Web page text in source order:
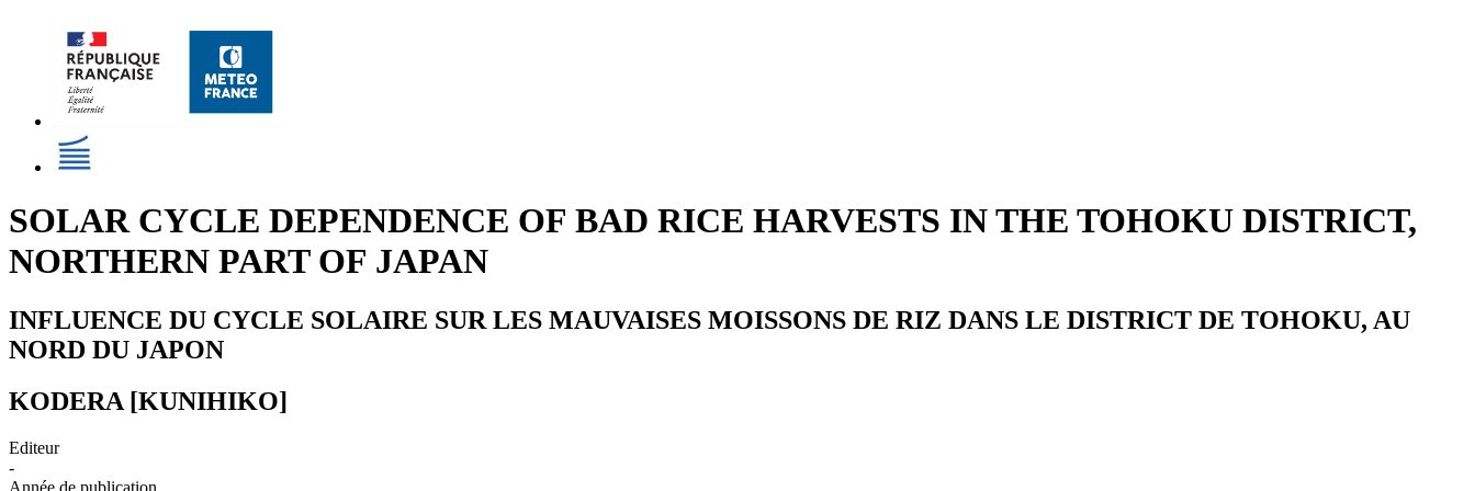
SOLAR CYCLE DEPENDENCE OF BAD RICE HARVESTS IN THE TOHOKU DISTRICT,
NORTHERN PART OF JAPAN
INFLUENCE DU CYCLE SOLAIRE SUR LES MAUVAISES MOISSONS DE RIZ DANS LE DISTRICT DE TOHOKU, AU
NORD DU JAPON
KODERA [KUNIHIKO]
Editeur
-
Année de publication